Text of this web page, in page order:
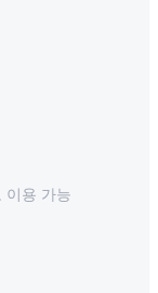
이용 가능